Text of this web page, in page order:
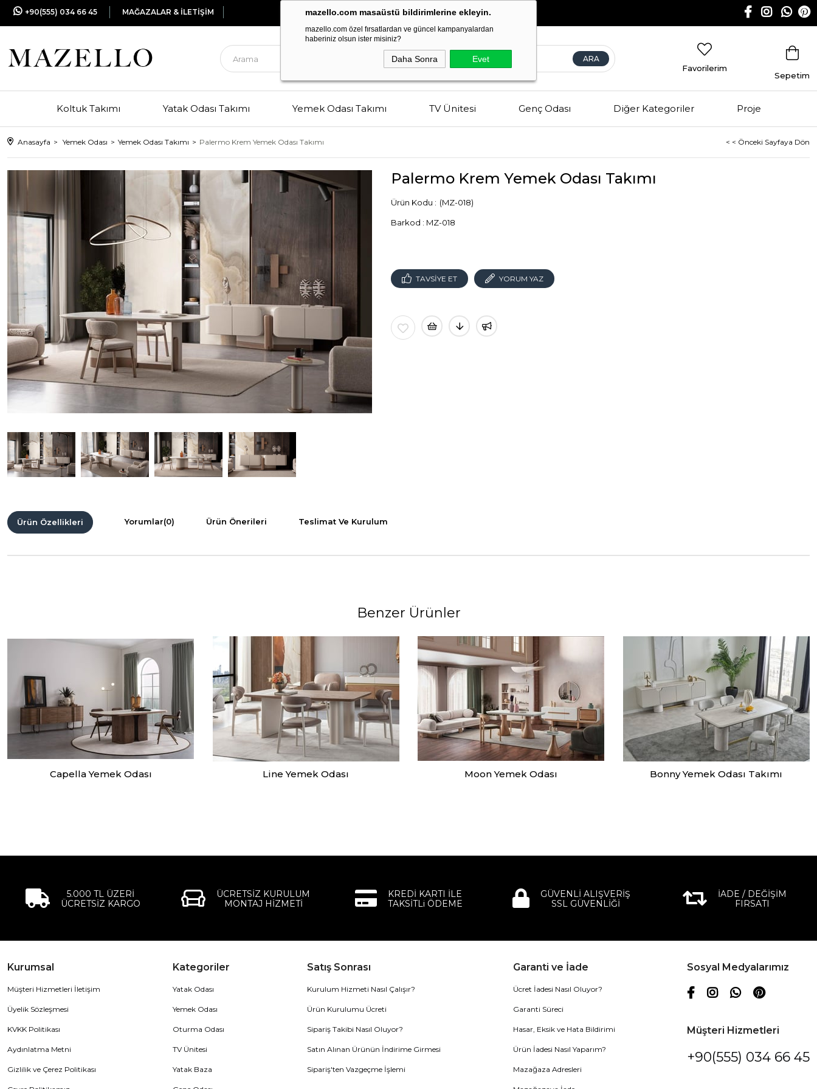
mazello.com masaüstü bildirimlerine ekleyin.
mazello.com özel fırsatlardan ve güncel kampanyalardan
haberiniz olsun ister misiniz?
Daha Sonra Evet
+90(555) 034 66 45 MAĞAZALAR & İLETİŞİM EstetikveKaliteninBuluşma Noktası
Sepetim
Favorilerim
Koltuk Takımı Yatak Odası Takımı Yemek Odası Takımı TV Ünitesi Genç Odası Diğer Kategoriler Proje
Anasayfa Yemek Odası Yemek Odası Takımı Palermo Krem Yemek Odası Takımı < < Önceki Sayfaya Dön
Palermo Krem Yemek Odası Takımı
(MZ-018)
Barkod : MZ-018
TAVSIYE ET YORUM YAZ
Ürün Özellikleri Yorumlar(0) Ürün Önerileri Teslimat Ve Kurulum
Benzer Ürünler
Capella Yemek Odası Line Yemek Odası Moon Yemek Odası Bonny Yemek Odası Takımı
5.000 TL ÜZERİ
ÜCRETSİZ KARGO
ÜCRETSİZ KURULUM
MONTAJ HİZMETİ
KREDİ KARTI İLE
TAKSİTLi ÖDEME
GÜVENLİ ALIŞVERİŞ
SSL GÜVENLİĞİ
İADE / DEĞİŞİM
FIRSATI
Kurumsal
Müşteri Hizmetleri İletişim
Üyelik Sözleşmesi
KVKK Politikası
Aydınlatma Metni
Gizlilik ve Çerez Politikası
Kategoriler
Yatak Odası
Yemek Odası
Oturma Odası
TV Ünitesi
Yatak Baza
Satış Sonrası
Kurulum Hizmeti Nasıl Çalışır?
Ürün Kurulumu Ücreti
Sipariş Takibi Nasıl Oluyor?
Satın Alınan Ürünün İndirime Girmesi
Sipariş'ten Vazgeçme İşlemi
Garanti ve İade
Ücret İadesi Nasıl Oluyor?
Garanti Süreci
Hasar, Eksik ve Hata Bildirimi
Ürün İadesi Nasıl Yaparım?
Mazağaza Adresleri
Sosyal Medyalarımız
Müşteri Hizmetleri
+90(555) 034 66 45